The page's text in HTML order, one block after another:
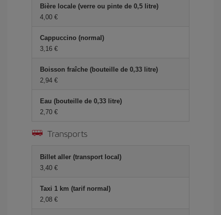
Bière locale (verre ou pinte de 0,5 litre)
4,00 €
Cappuccino (normal)
3,16 €
Boisson fraîche (bouteille de 0,33 litre)
2,94 €
Eau (bouteille de 0,33 litre)
2,70 €
Transports
Billet aller (transport local)
3,40 €
Taxi 1 km (tarif normal)
2,08 €